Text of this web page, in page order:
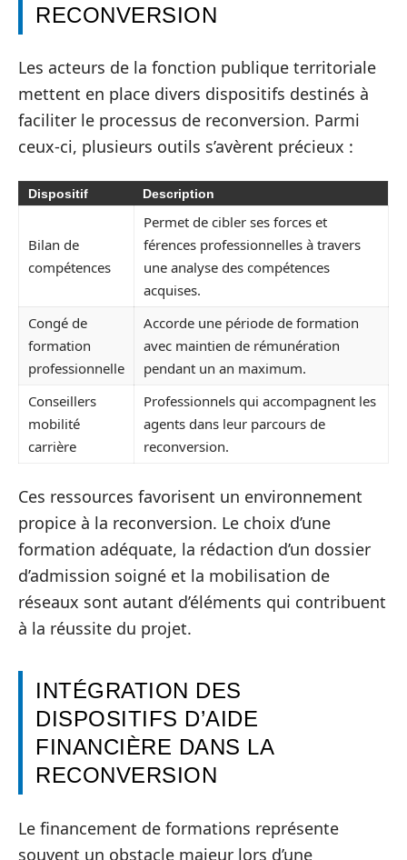
RECONVERSION
Les acteurs de la fonction publique territoriale
mettent en place divers dispositifs destinés à
faciliter le processus de reconversion. Parmi
ceux-ci, plusieurs outils s’avèrent précieux :
Dispositif Description
Bilan de
compétences
Permet de cibler ses forces et
férences professionnelles à travers
une analyse des compétences
acquises.
Congé de
formation
professionnelle
Accorde une période de formation
avec maintien de rémunération
pendant un an maximum.
Conseillers
mobilité
carrière
Professionnels qui accompagnent les
agents dans leur parcours de
reconversion.
Ces ressources favorisent un environnement
propice à la reconversion. Le choix d’une
formation adéquate, la rédaction d’un dossier
d’admission soigné et la mobilisation de
réseaux sont autant d’éléments qui contribuent
à la réussite du projet.
INTÉGRATION DES
DISPOSITIFS D’AIDE
FINANCIÈRE DANS LA
RECONVERSION
Le financement de formations représente
souvent un obstacle majeur lors d’une